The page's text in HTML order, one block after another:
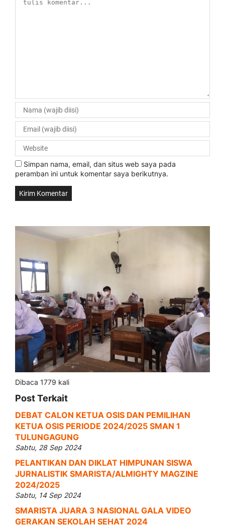
Simpan nama, email, dan situs web saya pada
peramban ini untuk komentar saya berikutnya.
Dibaca 1779 kali
Post Terkait
DEBAT CALON KETUA OSIS DAN PEMILIHAN
KETUA OSIS PERIODE 2024/2025 SMAN 1
TULUNGAGUNG
Sabtu, 28 Sep 2024
PELANTIKAN DAN DIKLAT HIMPUNAN SISWA
JURNALISTIK SMARISTA/ALMIGHTY MAGZINE
2024/2025
Sabtu, 14 Sep 2024
SMARISTA JUARA 3 NASIONAL GALA VIDEO
GERAKAN SEKOLAH SEHAT 2024